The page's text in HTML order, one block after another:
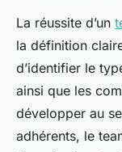
La réussite d’un
la définition
d’identifier le
ainsi que les
développer au
adhérents, le